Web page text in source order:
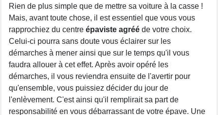
Rien de plus simple que de mettre sa voiture à la casse !
Mais, avant toute chose, il est essentiel que vous vous
rapprochiez du centre épaviste agréé de votre choix.
Celui-ci pourra sans doute vous éclairer sur les
démarches à mener ainsi que sur le temps qu'il vous
faudra allouer à cet effet. Après avoir opéré les
démarches, il vous reviendra ensuite de l'avertir pour
qu'ensemble, vous puissiez décider du jour de
l'enlèvement. C'est ainsi qu'il remplirait sa part de
responsabilité en vous débarrassant de votre épave. Une